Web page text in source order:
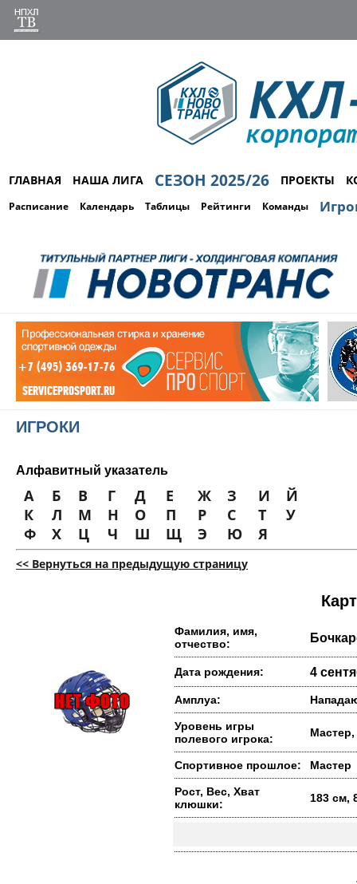
ГЛАВНАЯ НАША ЛИГА СЕЗОН 2025/26 ПРОЕКТЫ
Расписание Календарь Таблицы Рейтинги Команды
ИГРОКИ
Алфавитный указатель
А Б В Г Д Е Ж З И
Й
К
Л М Н О П Р С Т
У
Ф
Х Ц Ч Ш Щ Э Ю Я
<< Вернуться на предыдущую страницу
Фамилия, имя,
отчество:
Дата рождения: 4
Амплуа:
Уровень игры
полевого игрока:
Мастер,
Спортивное прошлое: Мастер
Рост, Вес, Хват
клюшки:
183 см,